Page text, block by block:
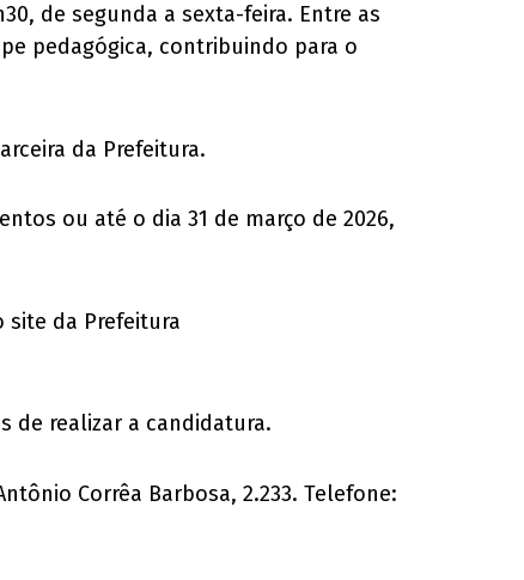
de segunda a sexta-feira. Entre as
pedagógica, contribuindo para o
da Prefeitura.
ou até o dia 31 de março de 2026,
site da Prefeitura
de realizar a candidatura.
Corrêa Barbosa, 2.233. Telefone: